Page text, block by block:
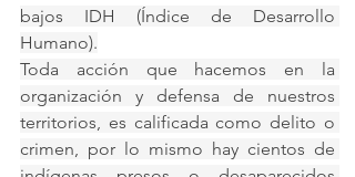
bajos IDH (Índice de Desarrollo
Humano).
Toda acción que hacemos en la
organización y defensa de nuestros
territorios, es calificada como delito o
crimen, por lo mismo hay cientos de